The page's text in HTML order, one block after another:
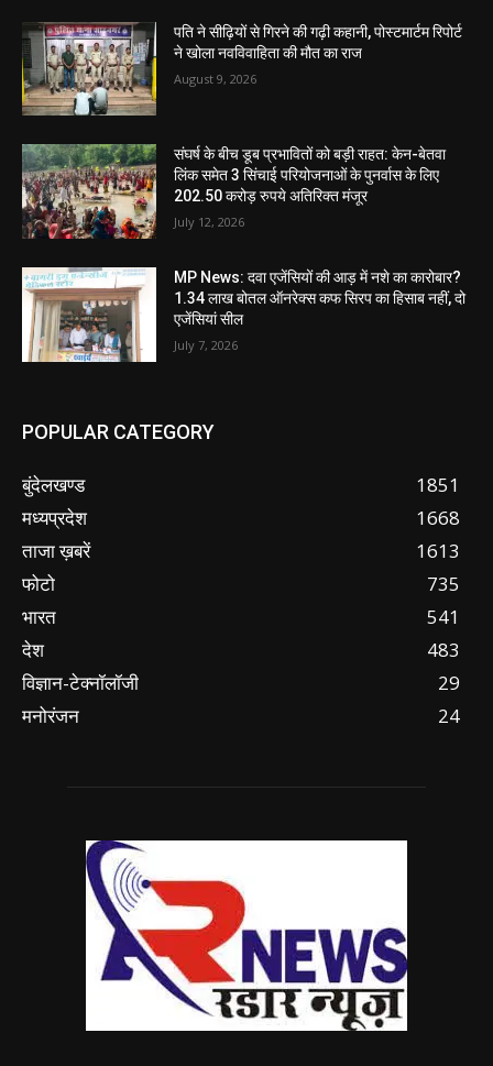
पति ने सीढ़ियों से गिरने की गढ़ी कहानी, पोस्टमार्टम रिपोर्ट
ने खोला नवविवाहिता की मौत का राज
August 9, 2026
संघर्ष के बीच डूब प्रभावितों को बड़ी राहत: केन-बेतवा
लिंक समेत 3 सिंचाई परियोजनाओं के पुनर्वास के लिए
202.50 करोड़ रुपये अतिरिक्त मंजूर
July 12, 2026
MP News: दवा एजेंसियों की आड़ में नशे का कारोबार?
1.34 लाख बोतल ऑनरेक्स कफ सिरप का हिसाब नहीं, दो
एजेंसियां सील
July 7, 2026
POPULAR CATEGORY
बुंदेलखण्ड
1851
मध्यप्रदेश
1668
ताजा ख़बरें
1613
फोटो
735
भारत
541
देश
483
विज्ञान-टेक्नॉलॉजी
29
मनोरंजन
24